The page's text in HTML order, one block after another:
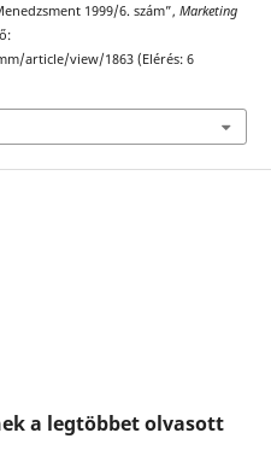
1999/6. szám”, Marketing
article/view/1863 (Elérés: 6
a legtöbbet olvasott